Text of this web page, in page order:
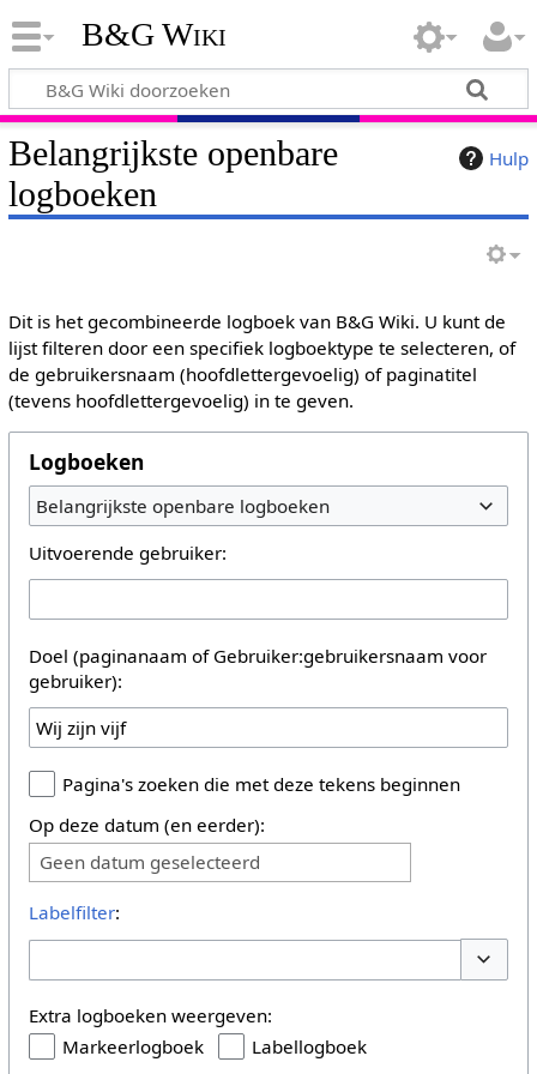
B&G Wiki
Hulp
Belangrijkste openbare
logboeken
Dit is het gecombineerde logboek van B&G Wiki. U kunt de
lijst filteren door een specifiek logboektype te selecteren, of
de gebruikersnaam (hoofdlettergevoelig) of paginatitel
(tevens hoofdlettergevoelig) in te geven.
Logboeken
Belangrijkste openbare logboeken
Uitvoerende gebruiker:
Doel (paginanaam of Gebruiker:gebruikersnaam voor
gebruiker):
Pagina's zoeken die met deze tekens beginnen
Op deze datum (en eerder):
Geen datum geselecteerd
Labelfilter:
Extra logboeken weergeven:
Markeerlogboek
Labellogboek